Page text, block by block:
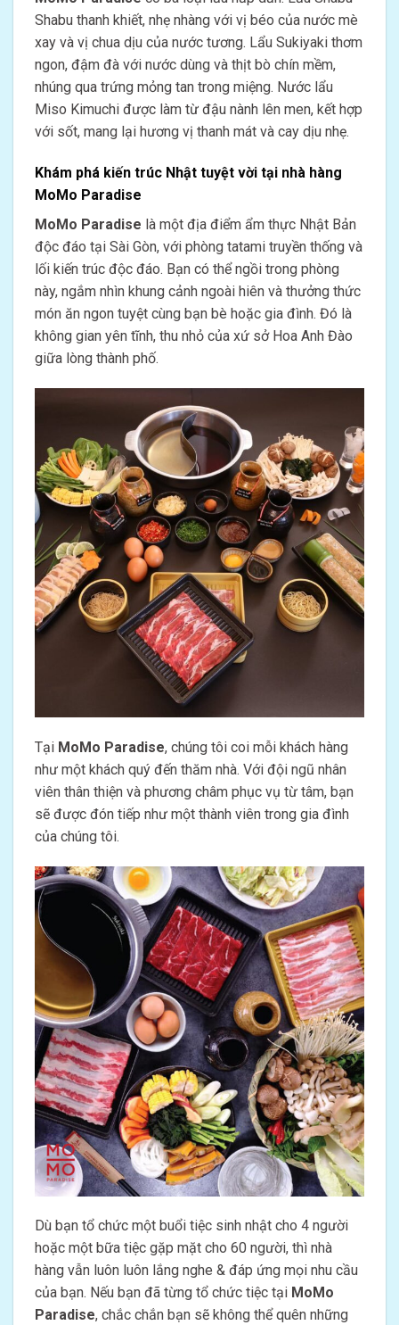
Shabu thanh khiết, nhẹ nhàng với vị béo của nước mè
xay và vị chua dịu của nước tương. Lẩu Sukiyaki thơm
ngon, đậm đà với nước dùng và thịt bò chín mềm,
nhúng qua trứng mỏng tan trong miệng. Nước lẩu
Miso Kimuchi được làm từ đậu nành lên men, kết hợp
với sốt, mang lại hương vị thanh mát và cay dịu nhẹ.
Khám phá kiến trúc Nhật tuyệt vời tại nhà hàng
MoMo Paradise
MoMo Paradise là một địa điểm ẩm thực Nhật Bản
độc đáo tại Sài Gòn, với phòng tatami truyền thống và
lối kiến trúc độc đáo. Bạn có thể ngồi trong phòng
này, ngắm nhìn khung cảnh ngoài hiên và thưởng thức
món ăn ngon tuyệt cùng bạn bè hoặc gia đình. Đó là
không gian yên tĩnh, thu nhỏ của xứ sở Hoa Anh Đào
giữa lòng thành phố.
Tại MoMo Paradise, chúng tôi coi mỗi khách hàng
như một khách quý đến thăm nhà. Với đội ngũ nhân
viên thân thiện và phương châm phục vụ từ tâm, bạn
sẽ được đón tiếp như một thành viên trong gia đình
của chúng tôi.
Dù bạn tổ chức một buổi tiệc sinh nhật cho 4 người
hoặc một bữa tiệc gặp mặt cho 60 người, thì nhà
hàng vẫn luôn luôn lắng nghe & đáp ứng mọi nhu cầu
của bạn. Nếu bạn đã từng tổ chức tiệc tại MoMo
Paradise, chắc chắn bạn sẽ không thể quên những